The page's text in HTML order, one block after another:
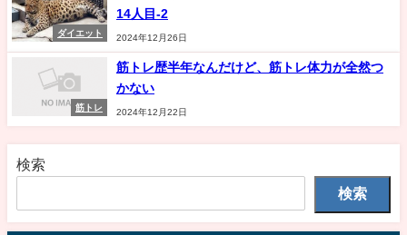
ダイエット
14人目-2
2024年12月26日
筋トレ
筋トレ歴半年なんだけど、筋トレ体力が全然つ
かない
2024年12月22日
検索
検索